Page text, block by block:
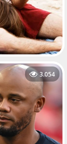
3.054